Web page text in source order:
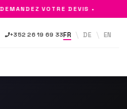
VOTRE DEVIS •
+352 26 19 69 33FR DE EN